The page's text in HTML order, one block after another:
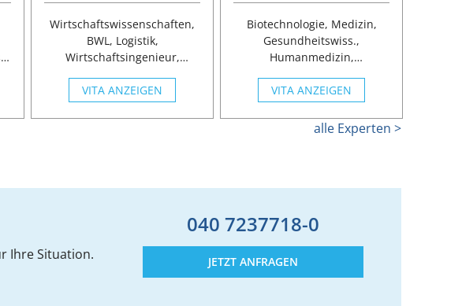
Wirtschaftswissenschaften,
BWL, Logistik,
Wirtschaftsingenieur,
Management,
Ingenieurwissenschaften,
Maschinenbau,
VITA ANZEIGEN
Biotechnologie, Medizin,
Gesundheitswiss.,
Humanmedizin,
Naturwissenschaften,
Biologie, Chemie, Coaching
Verteidigung / Kolloquium
VITA ANZEIGEN
alle Experten >
Ihre Situation.
040 7237718-0
JETZT ANFRAGEN